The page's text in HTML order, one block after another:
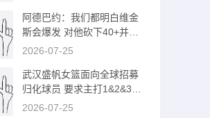
阿德巴约：我们都明白维金
斯会爆发 对他砍下40+并不
震惊
2026-07-25
武汉盛帆女篮面向全球招募
归化球员 要求主打1&2&3号
位
2026-07-25